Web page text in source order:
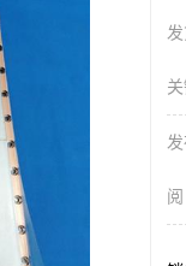
发
关
发
阅